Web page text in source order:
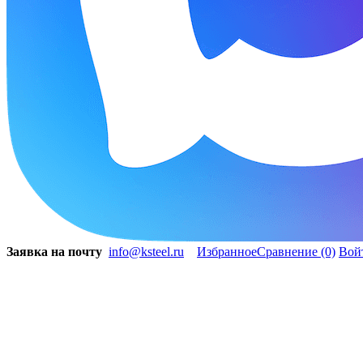
Заявка на почту info@ksteel.ru ИзбранноеСравнение (0)